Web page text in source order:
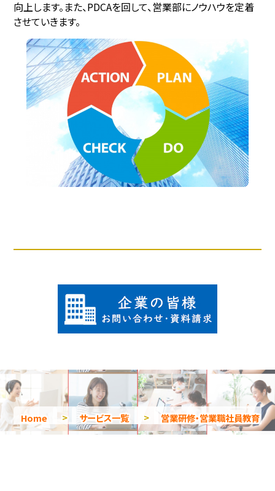
向上します。また、PDCAを回して、営業部にノウハウを定着
させていきます。
Home > サービス一覧 > 営業研修・営業職社員教育